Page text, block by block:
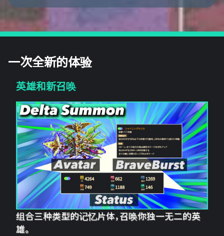
一次全新的体验
英雄和新召唤
组合三种类型的记忆片体，召唤你独一无二的英
雄。